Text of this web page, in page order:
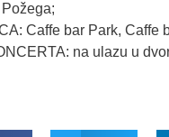
Caffe bar Park, Caffe
na ulazu u